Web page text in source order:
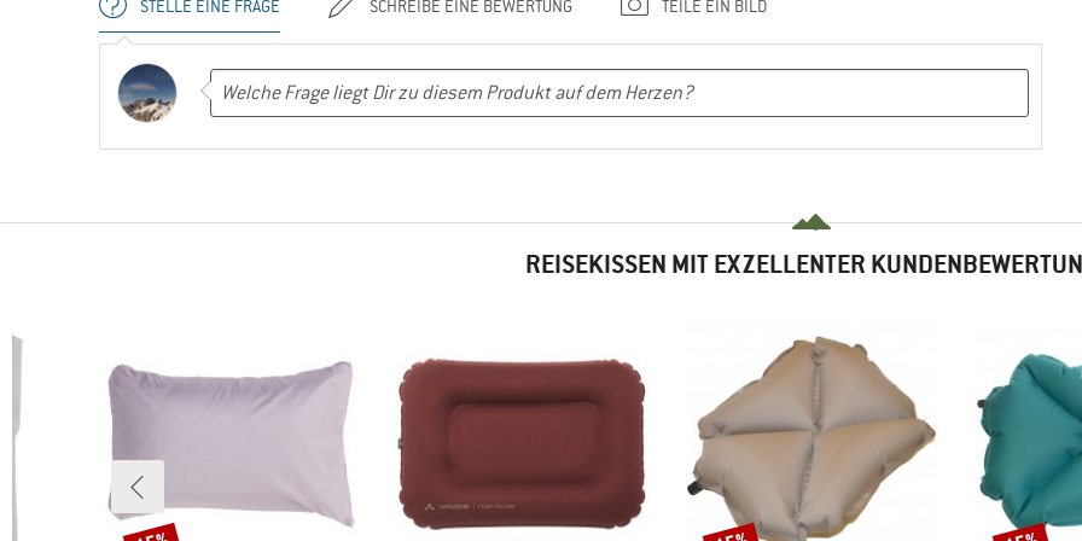
STELLE EINE FRAGE SCHREIBE EINE BEWERTUNG TEILE EIN BILD
REISEKISSEN MIT EXZELLENTER